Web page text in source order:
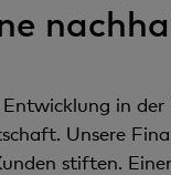
in der
Unsere
stiften.